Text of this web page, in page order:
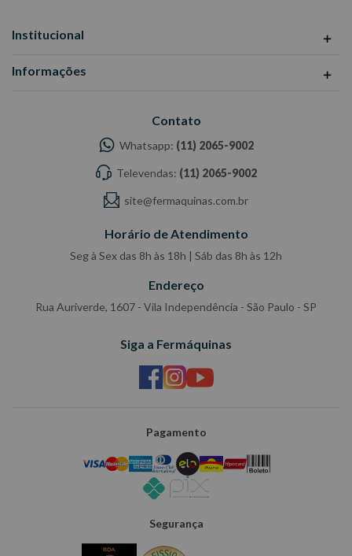
Institucional
Informações
Contato
Whatsapp: (11) 2065-9002
Televendas: (11) 2065-9002
site@fermaquinas.com.br
Horário de Atendimento
Seg à Sex das 8h às 18h | Sáb das 8h às 12h
Endereço
Rua Auriverde, 1607 - Vila Independência - São Paulo - SP
Siga a Fermáquinas
Pagamento
Segurança